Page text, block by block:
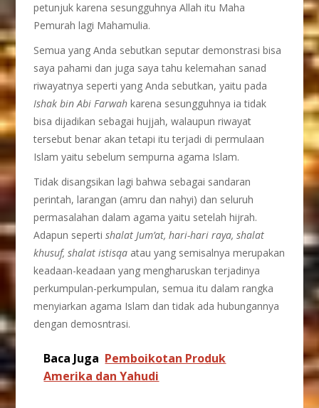
petunjuk karena sesungguhnya Allah itu Maha
Pemurah lagi Mahamulia.
Semua yang Anda sebutkan seputar demonstrasi bisa
saya pahami dan juga saya tahu kelemahan sanad
riwayatnya seperti yang Anda sebutkan, yaitu pada
Ishak bin Abi Farwah karena sesungguhnya ia tidak
bisa dijadikan sebagai hujjah, walaupun riwayat
tersebut benar akan tetapi itu terjadi di permulaan
Islam yaitu sebelum sempurna agama Islam.
Tidak disangsikan lagi bahwa sebagai sandaran
perintah, larangan (amru dan nahyi) dan seluruh
permasalahan dalam agama yaitu setelah hijrah.
Adapun sepertishalat Jum’at, hari-hari raya, shalat
khusuf, shalat istisqa atau yang semisalnya merupakan
keadaan-keadaan yang mengharuskan terjadinya
perkumpulan-perkumpulan, semua itu dalam rangka
menyiarkan agama Islam dan tidak ada hubungannya
dengan demosntrasi.
Baca Juga Pemboikotan Produk
Amerika dan Yahudi